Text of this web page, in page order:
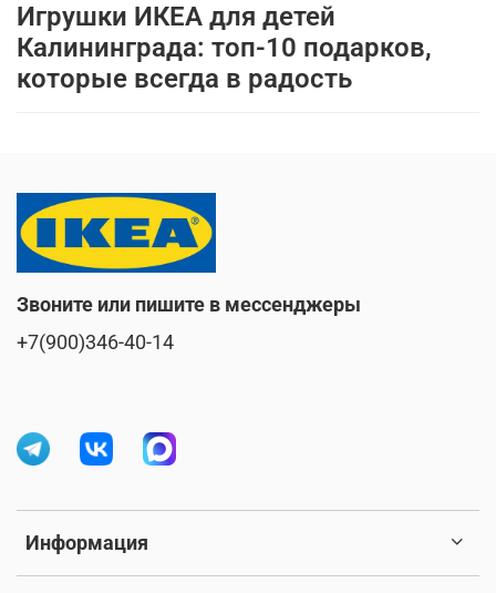
Игрушки ИКЕА для детей
Калининграда: топ-10 подарков,
которые всегда в радость
Информация
Звоните или пишите в мессенджеры
+7(900)346-40-14